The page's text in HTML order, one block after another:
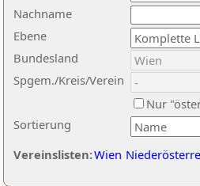
Nachname
Ebene
Sortierung
Bundesland
Spgem./Kreis/Verein
Nur
Vereinslisten:Wien